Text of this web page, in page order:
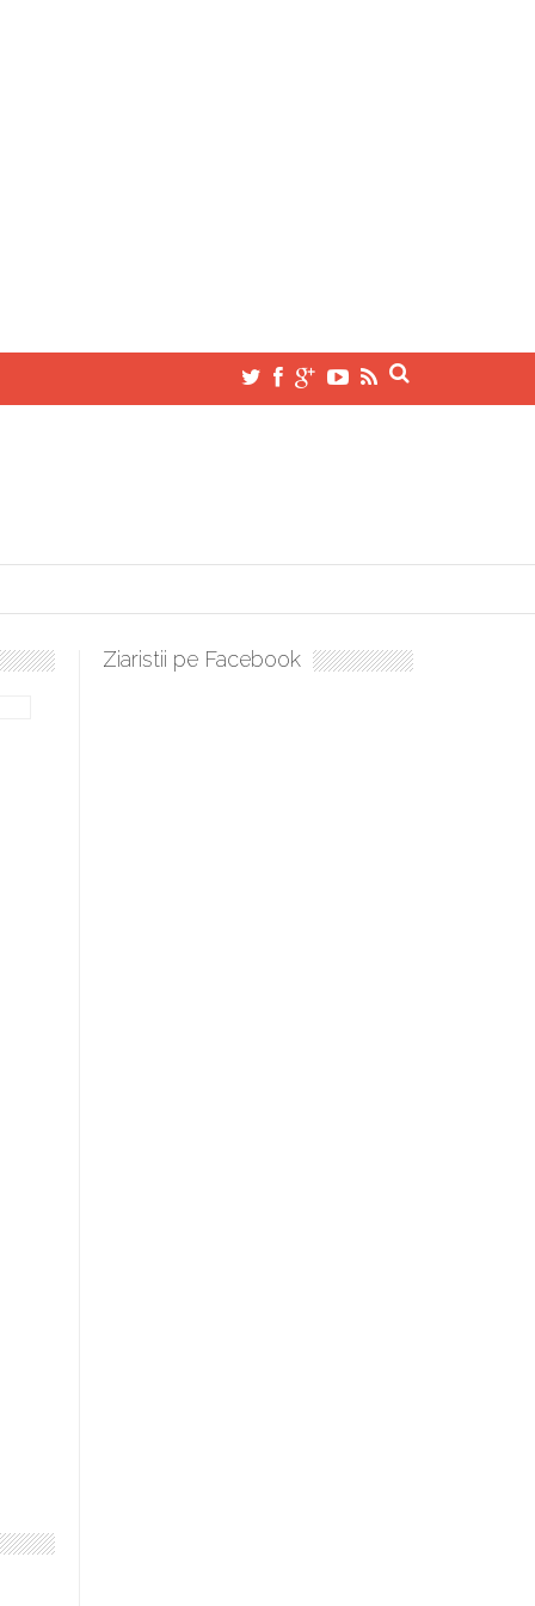
Sculați, sculați, boieri mari! Sara Nukina are nevoie de ajutorul
Ziaristii pe Facebook